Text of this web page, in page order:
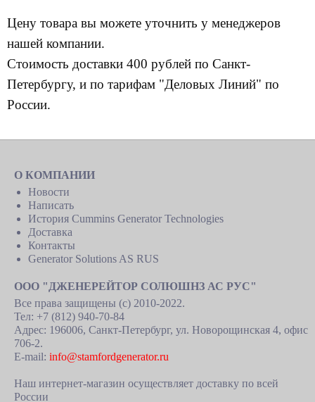
Цену товара вы можете уточнить у менеджеров
нашей компании.
Стоимость доставки 400 рублей по Санкт-
Петербургу, и по тарифам "Деловых Линий" по
России.
О КОМПАНИИ
Новости
Написать
История Cummins Generator Technologies
Доставка
Контакты
Generator Solutions AS RUS
ООО "ДЖЕНЕРЕЙТОР СОЛЮШНЗ АС РУС"
Все права защищены (c) 2010-2022.
Тел: +7 (812) 940-70-84
Адрес: 196006, Санкт-Петербург, ул. Новорощинская 4, офис
706-2.
E-mail: info@stamfordgenerator.ru
Наш интернет-магазин осуществляет доставку по всей
России